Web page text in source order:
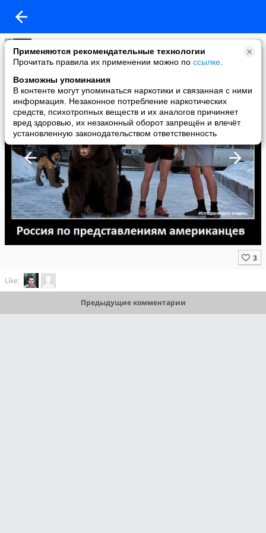
Применяются рекомендательные технологии
Прочитать правила их применении можно по ссылке
Возможны упоминания
В контенте могут упоминаться наркотики и связанная с ними
информация. Незаконное потребление наркотических
средств, психотропных веществ и их аналогов причиняет
вред здоровью, их незаконный оборот запрещён и влечёт
установленную законодательством ответственность
Владимир Сермягин
added a photo
21 Jan в 20:39
Like:
Предыдущие комментарии